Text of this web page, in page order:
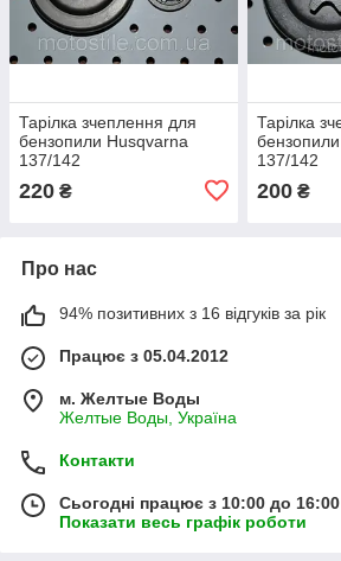
Тарілка зчеплення для
бензопили Husqvarna
137/142
220 ₴
Тарілка
137/142
200₴
Про нас
94% позитивних з 16 відгуків за рік
Працює з 05.04.2012
м. Желтые Воды
Желтые Воды, Україна
Контакти
Сьогодні працює з 10:00 до 16:00
Показати весь графік роботи